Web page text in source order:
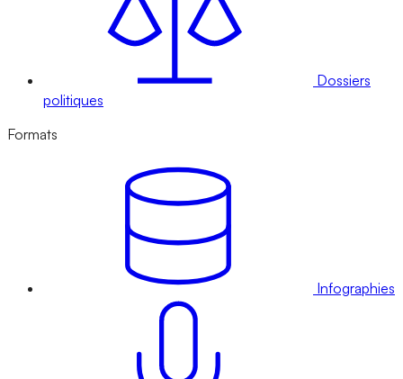
Dossiers
politiques
Formats
Infographies